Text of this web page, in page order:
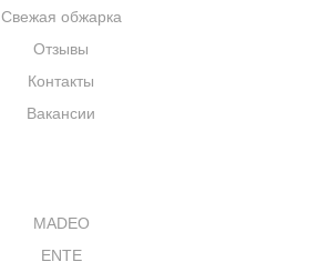
Свежая обжарка
Отзывы
Контакты
Вакансии
MADEO
ENTE